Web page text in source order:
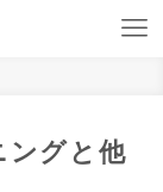
ングと他